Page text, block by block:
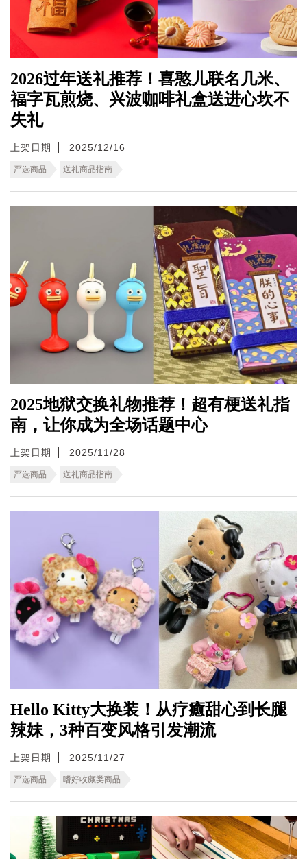
2026过年送礼推荐！喜憨儿联名几米、
福字瓦煎烧、兴波咖啡礼盒送进心坎不
失礼
上架日期 2025/12/16
严选商品 送礼商品指南
2025地狱交换礼物推荐！超有梗送礼指
南，让你成为全场话题中心
上架日期 2025/11/28
严选商品 送礼商品指南
Hello Kitty大换装！从疗癒甜心到长腿
辣妹，3种百变风格引发潮流
上架日期 2025/11/27
严选商品 嗜好收藏类商品